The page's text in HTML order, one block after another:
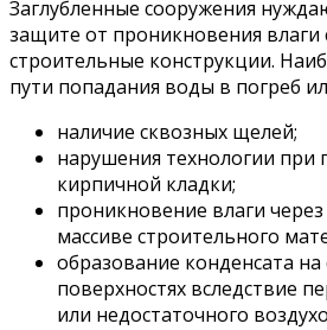
Заглубленные сооружения
защите от проникновения влаги
строительные конструкции.
пути попадания воды в погреб
наличие сквозных щелей;
нарушения технологии при
кирпичной кладки;
проникновение влаги
массиве строительного
образование конденсата
поверхностях вследствие
или недостаточного